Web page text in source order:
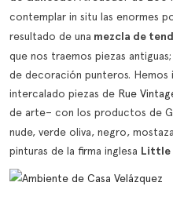
contemplar in situ las enormes
resultado de una mezcla de
que nos traemos piezas
de decoración punteros. Hemos
intercalado piezas de Rue
de arte– con los productos de
nude, verde oliva, negro,
pinturas de la firma inglesa Little